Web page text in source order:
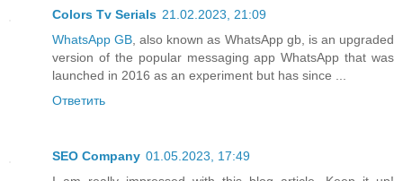
Colors Tv Serials 21.02.2023, 21:09
WhatsApp GB, also known as WhatsApp gb, is an upgraded
version of the popular messaging app WhatsApp that was
launched in 2016 as an experiment but has since ...
Ответить
SEO Company 01.05.2023, 17:49